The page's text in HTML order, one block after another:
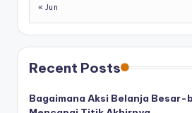
« Jun
Recent Posts
Bagaimana Aksi Belanja Besar-